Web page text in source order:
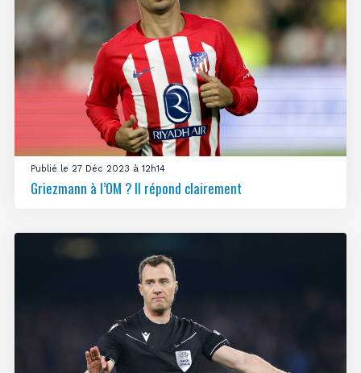
Publié le 27 Déc 2023 à 12h14
Griezmann à l’OM ? Il répond clairement